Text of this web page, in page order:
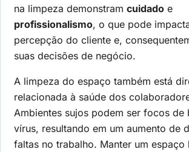
na limpeza demonstram cuidado e
profissionalismo, o que pode
percepção do cliente e,
suas decisões de negócio.
A limpeza do espaço também está
relacionada à saúde dos
Ambientes sujos podem ser focos de
vírus, resultando em um aumento de
faltas no trabalho. Manter um espaço